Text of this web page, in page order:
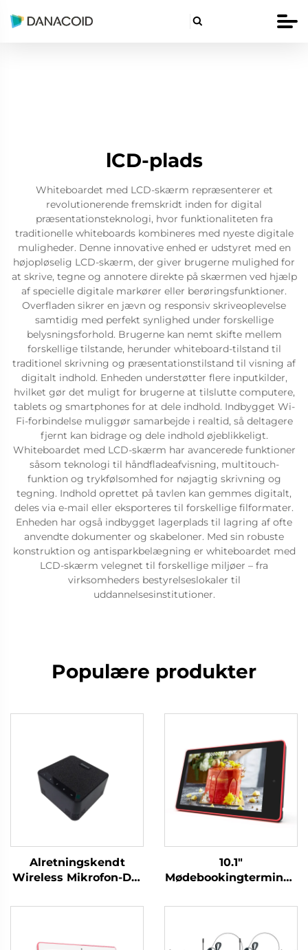

lCD-plads
Whiteboardet med LCD-skærm repræsenterer et
revolutionerende fremskridt inden for digital
præsentationsteknologi, hvor funktionaliteten fra
traditionelle whiteboards kombineres med nyeste digitale
muligheder. Denne innovative enhed er udstyret med en
højopløselig LCD-skærm, der giver brugerne mulighed for
at skrive, tegne og annotere direkte på skærmen ved hjælp
af specielle digitale markører eller berøringsfunktioner.
Overfladen sikrer en jævn og responsiv skriveoplevelse
samtidig med perfekt synlighed under forskellige
belysningsforhold. Brugerne kan nemt skifte mellem
forskellige tilstande, herunder whiteboard-tilstand til
traditionel skrivning og præsentationstilstand til visning af
digitalt indhold. Enheden understøtter flere inputkilder,
hvilket gør det muligt for brugerne at tilslutte computere,
tablets og smartphones for at dele indhold. Indbygget Wi-
Fi-forbindelse muliggør samarbejde i realtid, så deltagere
fjernt kan bidrage og dele indhold øjeblikkeligt.
Whiteboardet med LCD-skærm har avancerede funktioner
såsom teknologi til håndfladeafvisning, multitouch-
funktion og trykfølsomhed for nøjagtig skrivning og
tegning. Indhold oprettet på tavlen kan gemmes digitalt,
deles via e-mail eller eksporteres til forskellige filformater.
Enheden har også indbygget lagerplads til lagring af ofte
anvendte dokumenter og skabeloner. Med sin robuste
konstruktion og antisparkbelægning er whiteboardet med
LCD-skærm velegnet til forskellige miljøer – fra
virksomheders bestyrelseslokaler til
uddannelsesinstitutioner.
Populære produkter
Alretningskendt
Wireless Mikrofon-DS-
10.1"
Mødebookingterminal-